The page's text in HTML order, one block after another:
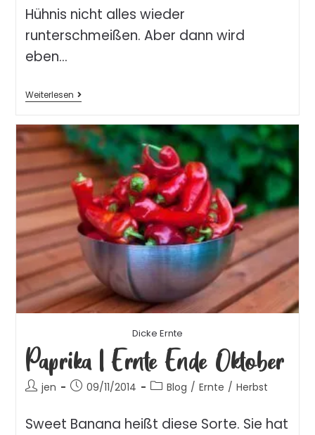
Hühnis nicht alles wieder
runterschmeißen. Aber dann wird
eben…
Weiterlesen
Dicke Ernte
Paprika | Ernte Ende Oktober
jen 09/11/2014 Blog / Ernte / Herbst
Sweet Banana heißt diese Sorte. Sie hat